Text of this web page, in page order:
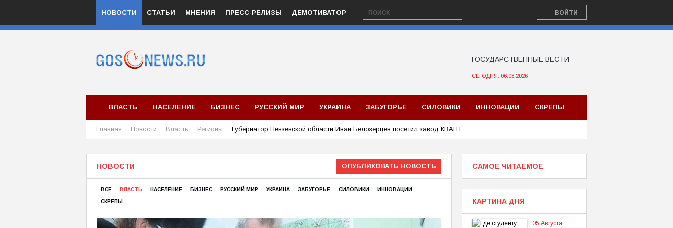
ВОЙТИ
НОВОСТИ СТАТЬИ МНЕНИЯ ПРЕСС-РЕЛИЗЫ ДЕМОТИВАТОР
ГОСУДАРСТВЕННЫЕ ВЕСТИ
СЕГОДНЯ: 06.08.2026
ВЛАСТЬ НАСЕЛЕНИЕ БИЗНЕС РУССКИЙ МИР УКРАИНА ЗАБУГОРЬЕ СИЛОВИКИ ИННОВАЦИИ СКРЕПЫ
Главная Новости Власть Регионы Губернатор Пензенской области Иван Белозерцев посетил завод КВАНТ
ОПУБЛИКОВАТЬ НОВОСТЬ
НОВОСТИ
ВСЕ ВЛАСТЬ НАСЕЛЕНИЕ БИЗНЕС РУССКИЙ МИР УКРАИНА ЗАБУГОРЬЕ СИЛОВИКИ ИННОВАЦИИ
СКРЕПЫ
САМОЕ ЧИТАЕМОЕ
КАРТИНА ДНЯ
05 Августа